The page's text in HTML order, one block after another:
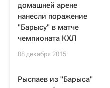
домашней арене
нанесли поражение
"Барысу" в матче
чемпионата КХЛ
08 декабря 2015
Рыспаев из "Барыса"